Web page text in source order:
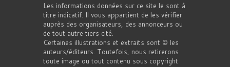
Les informations données sur ce site le sont à
titre indicatif. Il vous appartient de les vérifier
auprès des organisateurs, des annonceurs ou
de tout autre tiers cité.
Certaines illustrations et extraits sont © les
auteurs/éditeurs. Toutefois, nous retirerons
toute image ou tout contenu sous copyright